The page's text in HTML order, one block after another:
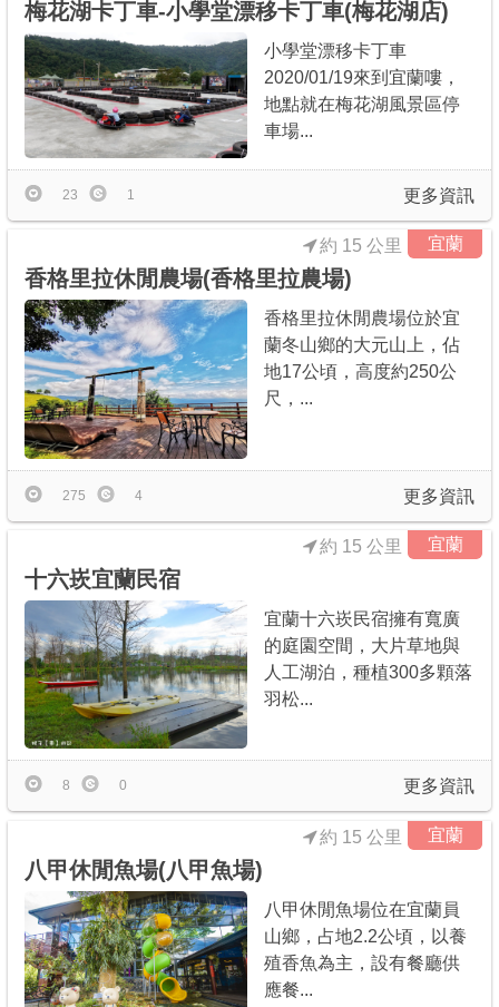
梅花湖卡丁車-小學堂漂移卡丁車(梅花湖店)
小學堂漂移卡丁車
2020/01/19來到宜蘭嘍，
地點就在梅花湖風景區停
車場...
更多資訊
23 1
宜蘭
香格里拉休閒農場(香格里拉農場)
約 15 公里
香格里拉休閒農場位於宜
蘭冬山鄉的大元山上，佔
地17公頃，高度約250公
尺，...
更多資訊
275 4
宜蘭
十六崁宜蘭民宿
約 15 公里
宜蘭十六崁民宿擁有寬廣
的庭園空間，大片草地與
人工湖泊，種植300多顆落
羽松...
更多資訊
8 0
宜蘭
八甲休閒魚場(八甲魚場)
約 15 公里
八甲休閒魚場位在宜蘭員
山鄉，占地2.2公頃，以養
殖香魚為主，設有餐廳供
應餐...